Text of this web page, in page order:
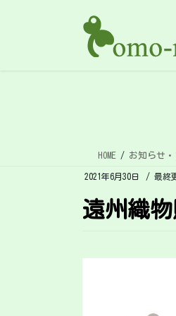
HOME お知らせ
2021年6月30日 / 最終
遠州織